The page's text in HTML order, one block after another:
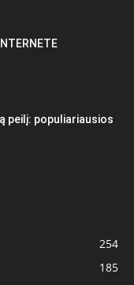
peilį: populiariausios
254
185